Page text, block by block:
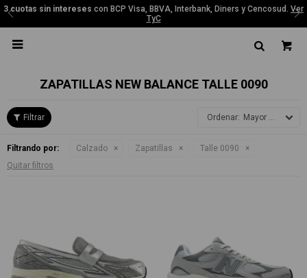
3 cuotas sin intereses con BCP Visa, BBVA, Interbank, Diners y Cencosud. Ver
TyC

ZAPATILLAS NEW BALANCE TALLE 0090
Mayor precio
Filtrando por: Calzado Zapatillas
Talle 0090
Quitar filtros